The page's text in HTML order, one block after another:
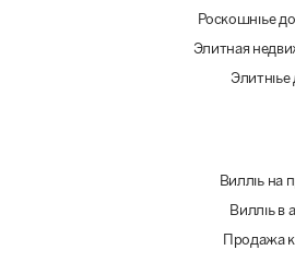
Роскошные
Элитная
Элитные
Виллы на
Виллы в
Продажа